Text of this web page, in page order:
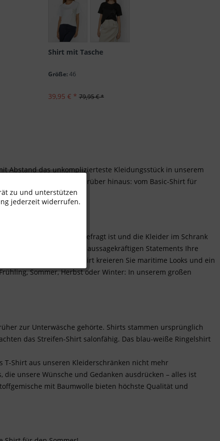
Shirt mit Tasche
Größe:46
39,95 € * 79,95 € *
Abstand das unkomplizierteste Kleidungsstück in unserem
AUREL reicht weit darüber hinaus: vom Basic-Shirt für
Style.
und Strass, wenn edel gefragt ist und die Kleider im Schrank
bunten Prints und aussagekräftigen Statements Ihre
Mit einem Streifen-Shirt kreieren Sie maritime Looks und ein
Sommer, Herbst oder Winter: In unserem großen
zur Unterwäsche gehörte. Shirts stammen ursprünglich
das Streifen-Shirt salonfähig. Das blau-weiße Ringelshirt
T-Shirt aus unseren Kleiderschränken nicht mehr
unsere Wünsche und Gedanken ausdrücken – alles ist
mit Baumwolle bieten höchste Qualität und
Aktiv
zu und unterstützen
jederzeit widerrufen.